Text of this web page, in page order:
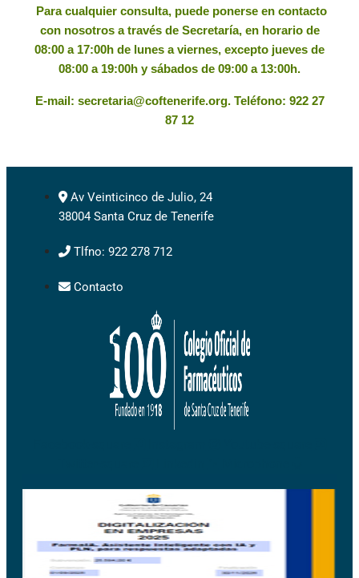
Para cualquier consulta, puede ponerse en contacto
con nosotros a través de Secretaría, en horario de
08:00 a 17:00h de lunes a viernes, excepto jueves de
08:00 a 19:00h y sábados de 09:00 a 13:00h.
E-mail: secretaria@coftenerife.org. Teléfono: 922 27
87 12
Av Veinticinco de Julio, 24
38004 Santa Cruz de Tenerife
Tlfno: 922 278 712
Contacto